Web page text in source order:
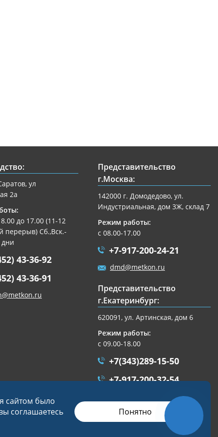
ул
2а
до 17.00 (11-12
перерыв) Сб.,Вск.-
43-36-92
43-36-91
Представительство
г.Москва:
142000 г. Домодедово, ул.
Индустриальная, дом 3Ж, склад 7
Режим работы:
с 08.00-17.00
+7-917-200-24-21
dmd@metkon.ru
Представительство
г.Екатеринбург:
620091, ул. Артинская, дом 6
Режим работы:
с 09.00-18.00
+7(343)289-15-50
+7-917-200-32-54
Разработка сайта
Студия «СТРОИМ САЙТ»
сайтом было
соглашаетесь
Понятно